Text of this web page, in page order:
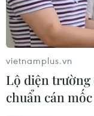
Na Uy:
và các trường
19/01/2021 04:35
Kể từ khi Na Uy
vietnamplus.vn
Lộ diện trường
chuẩn cán